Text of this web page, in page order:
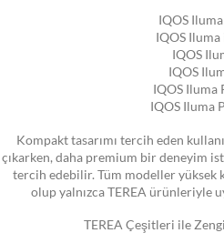
IQOS
IQOS Iluma
IQOS
IQOS
IQOS Iluma
IQOS Iluma
Kompakt tasarımı tercih eden
çıkarken, daha premium bir deneyim
tercih edebilir. Tüm modeller
olup yalnızca TEREA ürünleriyle
TEREA Çeşitleri ile